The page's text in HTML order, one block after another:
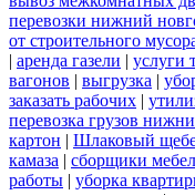
перевозки нижний
от строительного
| аренда газели | услуги
вагонов | выгрузка |
заказать рабочих |
перевозка грузов
картон | Шлаковый
камаза | сборщики
работы | уборка